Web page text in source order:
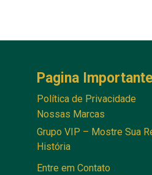
Pagina Importante
Política de Privacidade
Nossas Marcas
Grupo VIP – Mostre Sua
História
Entre em Contato